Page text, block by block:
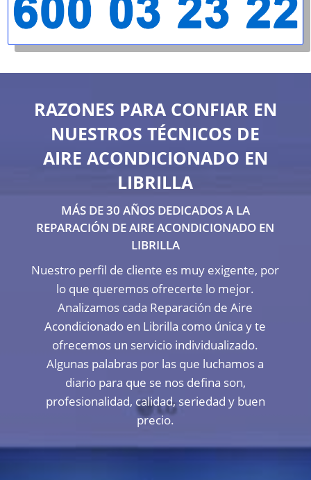
RAZONES PARA CONFIAR EN
NUESTROS TÉCNICOS DE
AIRE ACONDICIONADO EN
LIBRILLA
MÁS DE 30 AÑOS DEDICADOS A LA
REPARACIÓN DE AIRE ACONDICIONADO EN
LIBRILLA
Nuestro perfil de cliente es muy exigente, por
lo que queremos ofrecerte lo mejor.
Analizamos cada Reparación de Aire
Acondicionado en Librilla como única y te
ofrecemos un servicio individualizado.
Algunas palabras por las que luchamos a
diario para que se nos defina son,
profesionalidad, calidad, seriedad y buen
precio.